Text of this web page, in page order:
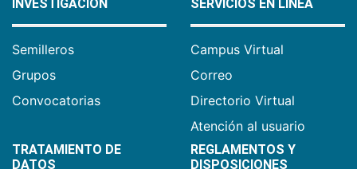
INVESTIGACIÓN
Semilleros
Grupos
Convocatorias
SERVICIOS EN LÍNEA
Campus Virtual
Correo
Directorio Virtual
Atención al usuario
TRATAMIENTO DE
DATOS
REGLAMENTOS Y
DISPOSICIONES